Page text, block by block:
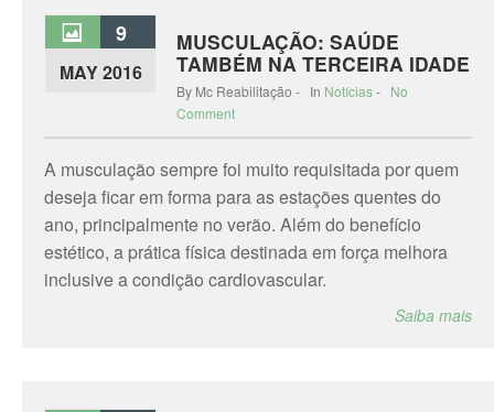
9
MAY 2016
MUSCULAÇÃO: SAÚDE
TAMBÉM NA TERCEIRA IDADE
By Mc Reabilitação - In Notícias- No
Comment
A musculação sempre foi muito requisitada por quem
deseja ficar em forma para as estações quentes do
ano, principalmente no verão. Além do benefício
estético, a prática física destinada em força melhora
inclusive a condição cardiovascular.
Saiba mais